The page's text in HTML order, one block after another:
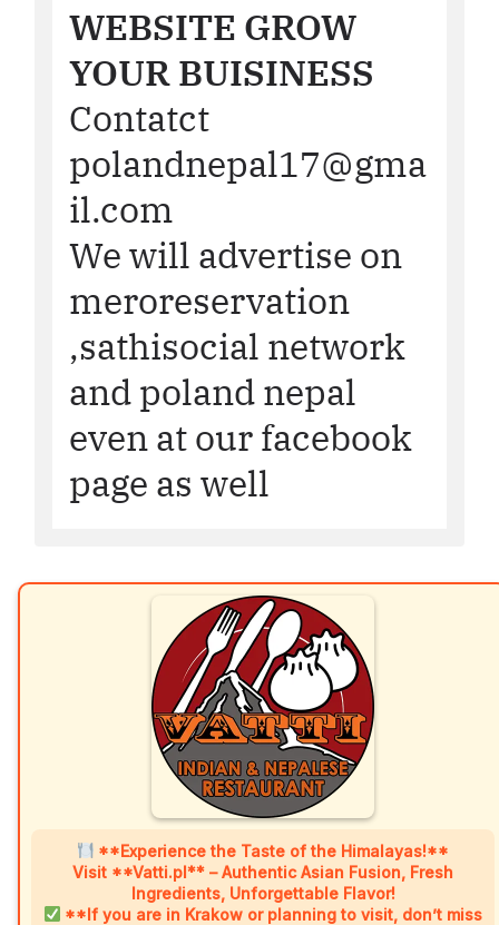
WEBSITE GROW
YOUR BUISINESS
Contatct
polandnepal17@gma
il.com
We will advertise on
meroreservation
,sathisocial network
and poland nepal
even at our facebook
page as well
**Experience the Taste of the Himalayas!**
Visit **Vatti.pl** – Authentic Asian Fusion, Fresh
Ingredients, Unforgettable Flavor!
**If you are in Krakow or planning to visit, don’t miss